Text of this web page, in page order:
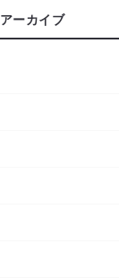
アーカイブ